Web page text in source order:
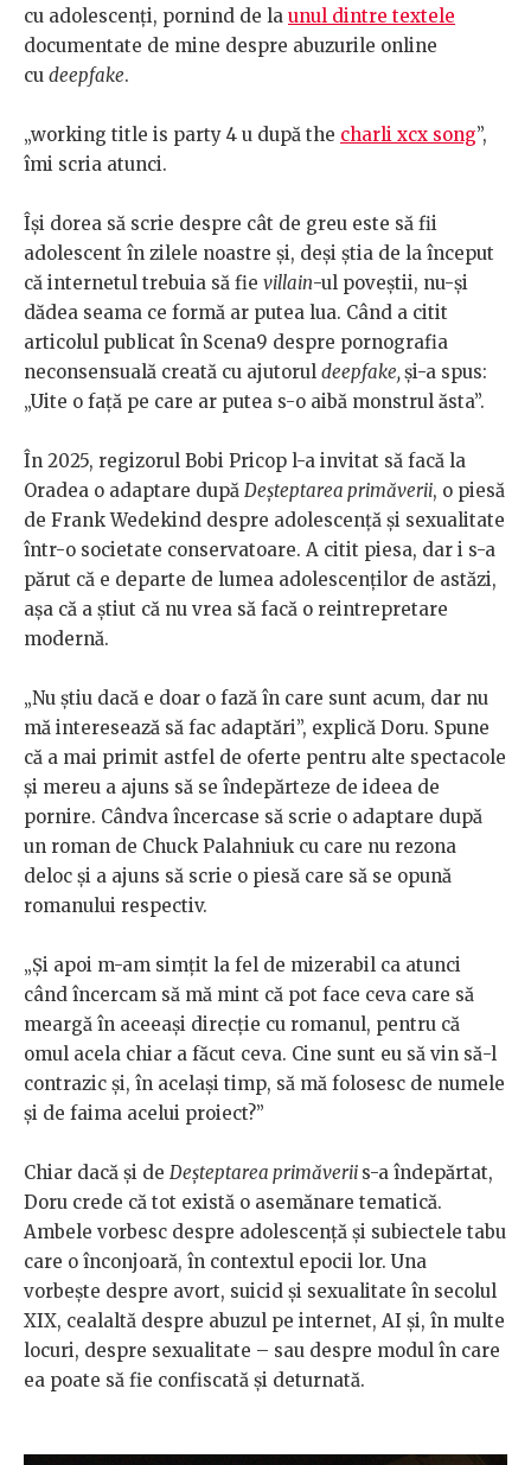
cu adolescenți, pornind de la unul dintre textele
documentate de mine despre abuzurile online
cu deepfake.
„working title is party 4 u după the charli xcx song”,
îmi scria atunci.
Își dorea să scrie despre cât de greu este să fii
adolescent în zilele noastre și, deși știa de la început
că internetul trebuia să fie villain-ul poveștii, nu-și
dădea seama ce formă ar putea lua. Când a citit
articolul publicat în Scena9 despre pornografia
neconsensuală creată cu ajutorul deepfake,și-a spus:
„Uite o față pe care ar putea s-o aibă monstrul ăsta”.
În 2025, regizorul Bobi Pricop l-a invitat să facă la
Oradea o adaptare după Deșteptarea primăverii, o piesă
de Frank Wedekind despre adolescență și sexualitate
într-o societate conservatoare. A citit piesa, dar i s-a
părut că e departe de lumea adolescenților de astăzi,
așa că a știut că nu vrea să facă o reintrepretare
modernă.
„Nu știu dacă e doar o fază în care sunt acum, dar nu
mă interesează să fac adaptări”, explică Doru. Spune
că a mai primit astfel de oferte pentru alte spectacole
și mereu a ajuns să se îndepărteze de ideea de
pornire. Cândva încercase să scrie o adaptare după
un roman de Chuck Palahniuk cu care nu rezona
deloc și a ajuns să scrie o piesă care să se opună
romanului respectiv.
„Și apoi m-am simțit la fel de mizerabil ca atunci
când încercam să mă mint că pot face ceva care să
meargă în aceeași direcție cu romanul, pentru că
omul acela chiar a făcut ceva. Cine sunt eu să vin să-l
contrazic și, în același timp, să mă folosesc de numele
și de faima acelui proiect?”
Chiar dacă și de Deșteptarea primăverii s-a îndepărtat,
Doru crede că tot există o asemănare tematică.
Ambele vorbesc despre adolescență și subiectele tabu
care o înconjoară, în contextul epocii lor. Una
vorbește despre avort, suicid și sexualitate în secolul
XIX, cealaltă despre abuzul pe internet, AI și, în multe
locuri, despre sexualitate – sau despre modul în care
ea poate să fie confiscată și deturnată.